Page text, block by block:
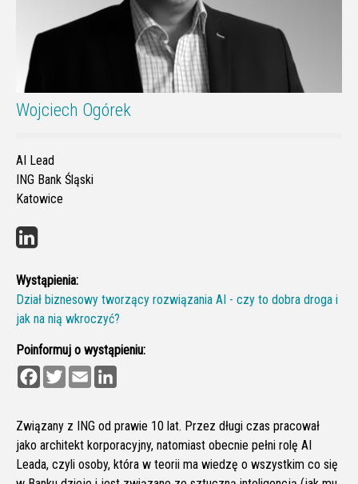
Wojciech Ogórek
AI Lead
ING Bank Śląski
Katowice
Wystąpienia:
Dział biznesowy tworzący rozwiązania AI - czy to dobra droga i
jak na nią wkroczyć?
Poinformuj o wystąpieniu:
F
a
b
o
o
k
T
w
t
e
r
E
m
l
e
d
I
n
Związany z ING od prawie 10 lat. Przez długi czas pracował
jako architekt korporacyjny, natomiast obecnie pełni rolę AI
Leada, czyli osoby, która w teorii ma wiedzę o wszystkim co się